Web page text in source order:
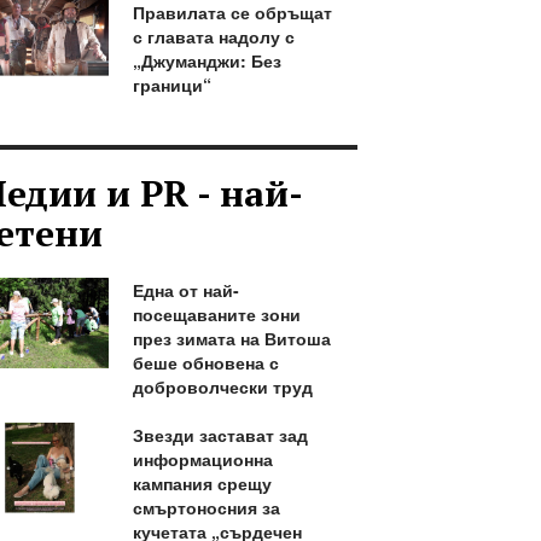
Правилата се обръщат
с главата надолу с
„Джуманджи: Без
граници“
и PR - най-
Една от най-
посещаваните зони
през зимата на Витоша
беше обновена с
доброволчески труд
Звезди застават зад
информационна
кампания срещу
смъртоносния за
кучетата „сърдечен